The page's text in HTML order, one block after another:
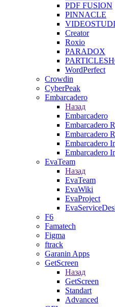
PDF FUSION
PINNACLE
Creator
Roxio
PARADOX
WordPerfect
Crowdin
CyberPeak
Embarcadero
Назад
Embarcadero
Embarcadero
Embarcadero
Embarcadero
Embarcadero
EvaTeam
Назад
EvaTeam
EvaWiki
EvaProject
F6
Famatech
Figma
ftrack
Garanin Apps
GetScreen
Назад
GetScreen
Standart
Advanced